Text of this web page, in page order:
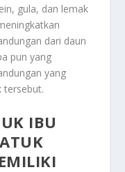
gula, dan lemak
dari daun
pun yang
yang
tersebut.
IBU